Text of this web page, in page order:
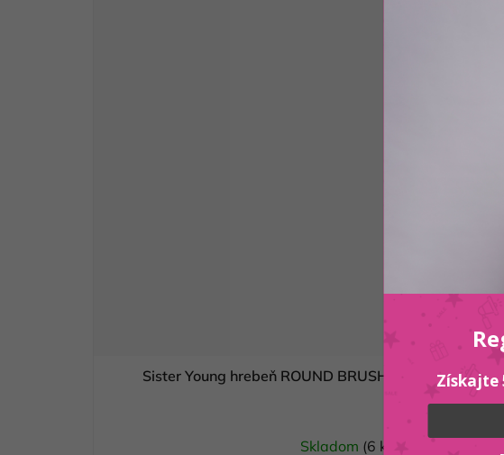
Sister Young hrebeň ROUND BRUSH ELIX CERA
Skladom (6 ks)
Získajte